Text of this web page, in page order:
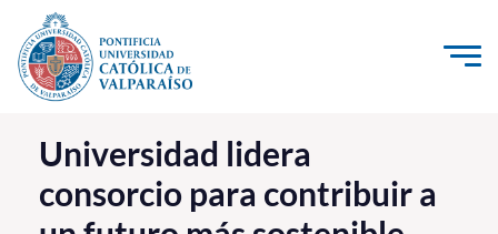
Click acá para ir directamente al contenido
La Universidad
Investigación, Creación e Innovación
PUCV Internacional
Universidad lidera
consorcio para contribuir a